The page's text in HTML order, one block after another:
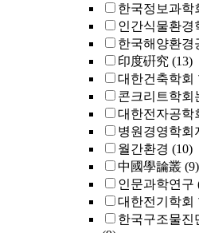
한국정보과학
인간식물환경
한국해양환경
印度硏究 (13)
대한건축학회
콘크리트학회
대한전자공학
병원경영학회
월간환경 (10)
中國學論叢 (9)
인문과학연구
대한전기학회
한국구조물진